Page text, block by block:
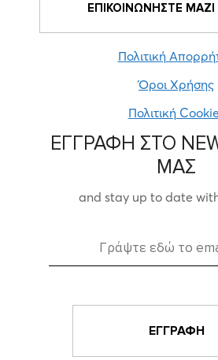
ΕΠΙΚΟΙΝΩΝΗΣΤΕ
Πολιτική
Όροι Χρήσης
Πολιτική
ΕΓΓΡΑΦΗ ΣΤΟ
ΜΑΣ
and stay up to date